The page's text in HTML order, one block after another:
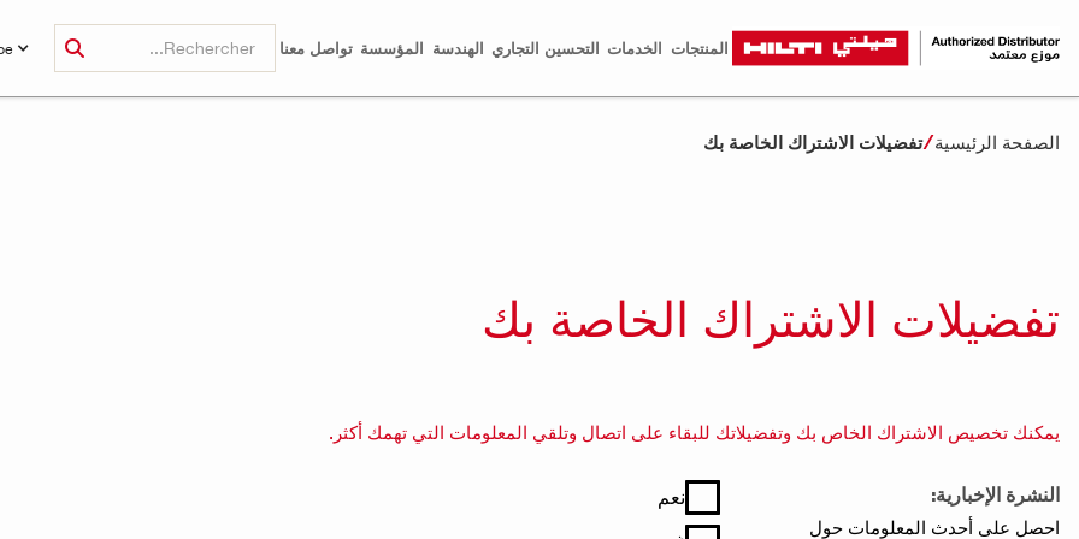
المنتجات الخدمات التحسين التجاري الهندسة المؤسسة تواصل معنا
الصفحة الرئيسية تفضيلات الاشتراك الخاصة بك
تفضيلات الاشتراك الخاصة بك
يمكنك تخصيص الاشتراك الخاص بك وتفضيلاتك للبقاء على اتصال وتلقي المعلومات التي تهمك أكثر.
النشرة الإخبارية:
احصل على أحدث المعلومات حول
نعم